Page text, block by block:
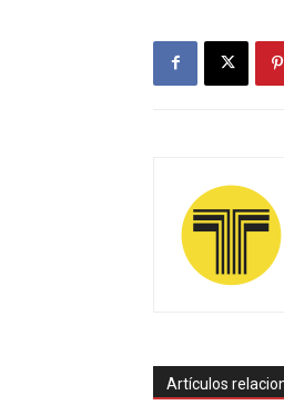
Artículos